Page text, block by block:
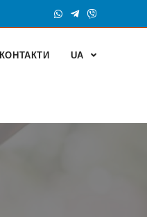
КОНТАКТИ UA